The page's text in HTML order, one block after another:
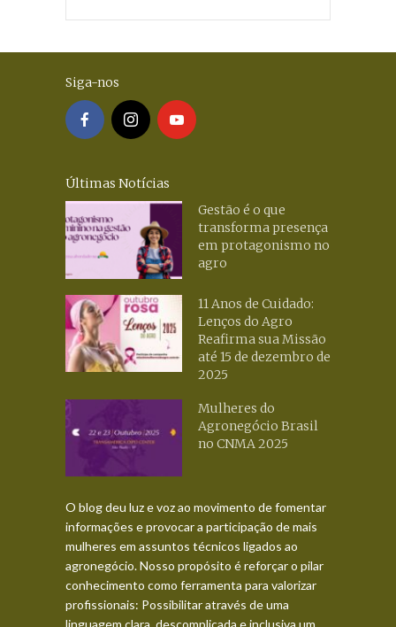
Siga-nos
Últimas Notícias
Gestão é o que
transforma presença
em protagonismo no
agro
11 Anos de Cuidado:
Lenços do Agro
Reafirma sua Missão
até 15 de dezembro de
2025
Mulheres do
Agronegócio Brasil
no CNMA 2025
O blog deu luz e voz ao movimento de fomentar
informações e provocar a participação de mais
mulheres em assuntos técnicos ligados ao
agronegócio. Nosso propósito é reforçar o pilar
conhecimento como ferramenta para valorizar
profissionais: Possibilitar através de uma